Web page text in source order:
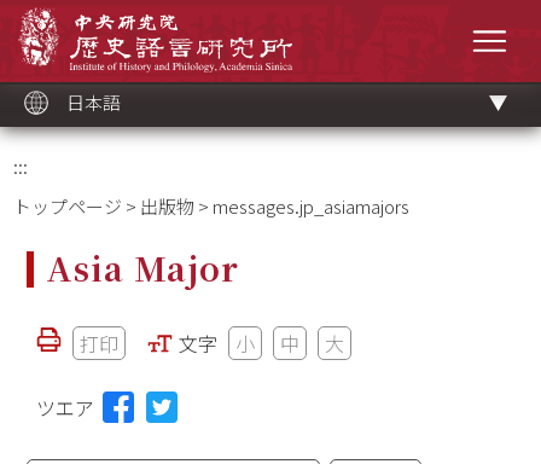
ッ
ク
日本語
:::
トップページ > 出版物 > messages.jp_asiamajors
Asia Major
打印 文字 小 中 大
ツエア